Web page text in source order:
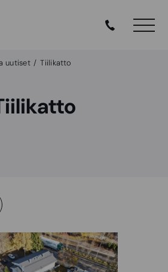
uutiset Tiilikatto